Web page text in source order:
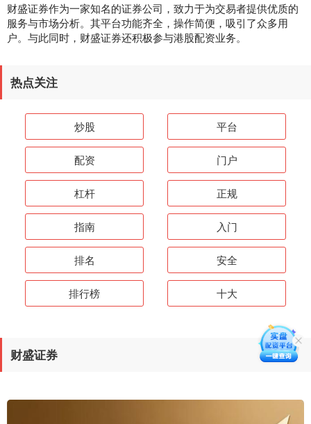
财盛证券作为一家知名的证券公司，致力于为交易者提供优质的
服务与市场分析。其平台功能齐全，操作简便，吸引了众多用
户。与此同时，财盛证券还积极参与港股配资业务。
热点关注
炒股 平台
配资 门户
杠杆 正规
指南 入门
排名 安全
排行榜 十大
财盛证券